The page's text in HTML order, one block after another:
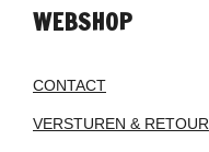
WEBSHOP
CONTACT
VERSTUREN & RETOUR